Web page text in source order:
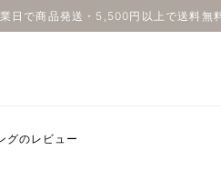
日で商品発送・5,500円以上で送料無
グのレビュー